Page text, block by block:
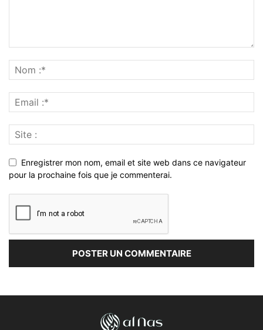
Enregistrer mon nom, email et site web dans ce navigateur
pour la prochaine fois que je commenterai.